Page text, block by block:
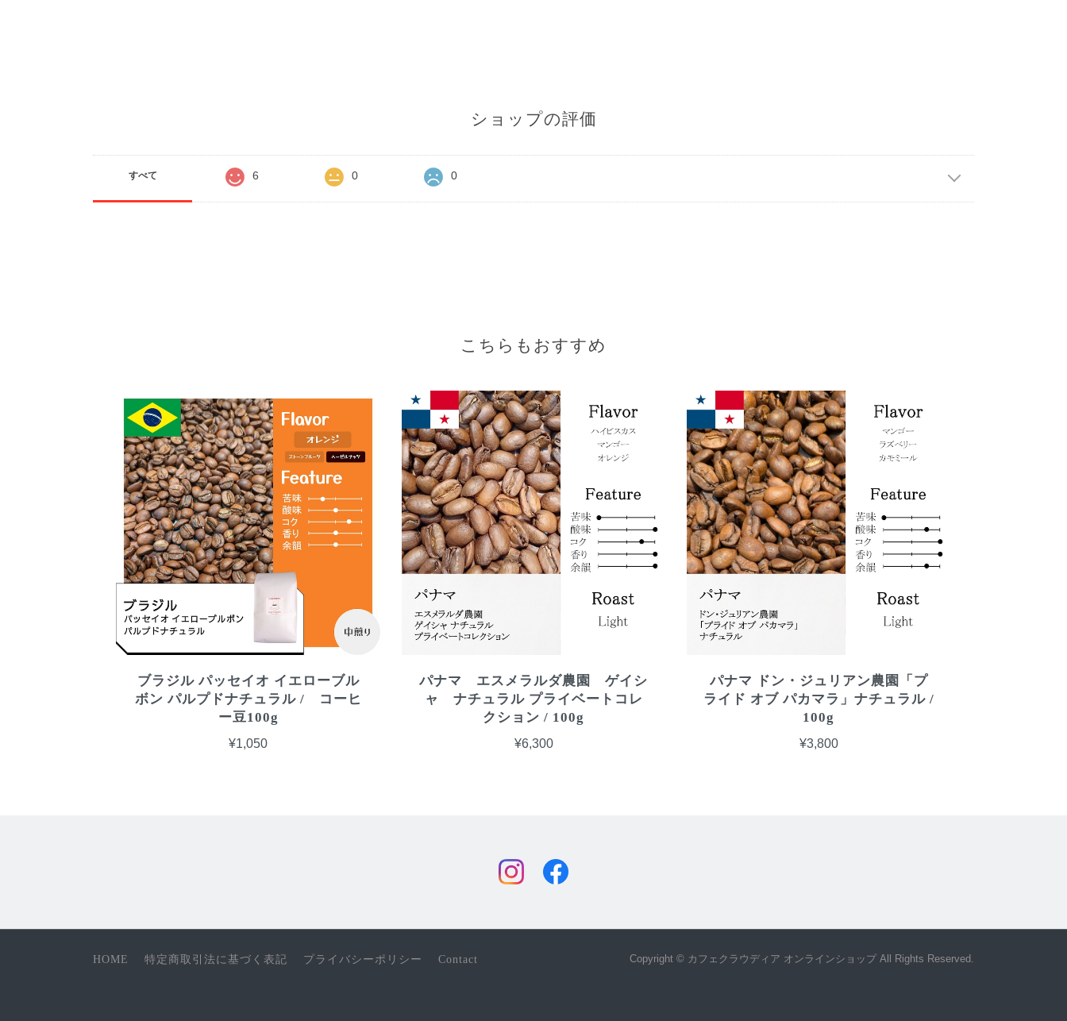
ショップの評価
すべて 6 0 0
こちらもおすすめ
ブラジル パッセイオ イエローブル
ボン パルプドナチュラル / コーヒ
ー豆100g
¥1,050
パナマ エスメラルダ農園 ゲイシ
ャ ナチュラル プライベートコレ
クション / 100g
¥6,300
パナマ ドン・ジュリアン農園「プ
ライド オブ パカマラ」ナチュラル /
100g
¥3,800
HOME 特定商取引法に基づく表記 プライバシーポリシー Contact Copyright © カフェクラウディア オンラインショップ All Rights Reserved.